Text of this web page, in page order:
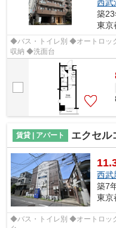
西武
築
東京
◆バス・トイレ別 ◆オートロ
収納 ◆洗面台
賃貸 | アパート エクセル
西武
築7
東京
◆バス・トイレ別 ◆オートロ